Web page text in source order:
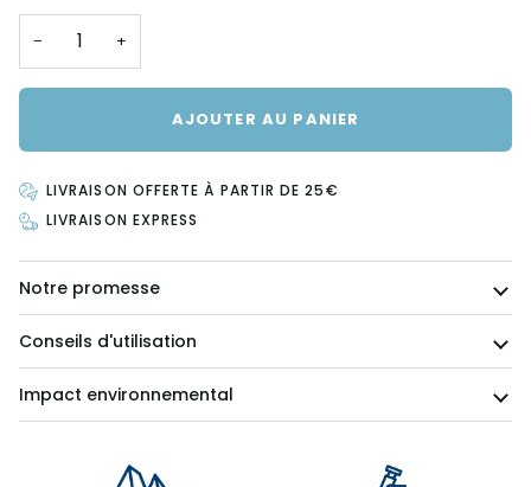
− +
AJOUTER AU PANIER
LIVRAISON OFFERTE À PARTIR DE 25€
LIVRAISON EXPRESS
Notre promesse
Conseils d'utilisation
Impact environnemental